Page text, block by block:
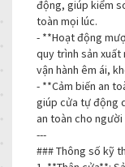
động, giúp kiểm
toàn mọi lúc.
- **Hoạt động
quy trình sản xuất
vận hành êm ái,
- **Cảm biến an
giúp cửa tự động
an toàn cho
---
### Thông số kỹ